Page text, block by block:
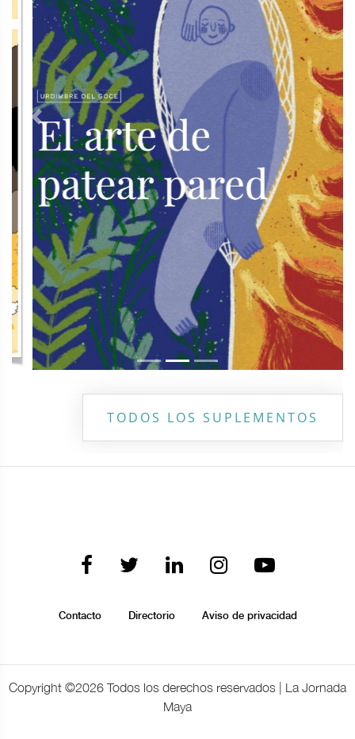
Previous Next
TODOS LOS SUPLEMENTOS
Contacto Directorio Aviso de privacidad
Copyright ©2026 Todos los derechos reservados | La Jornada
Maya